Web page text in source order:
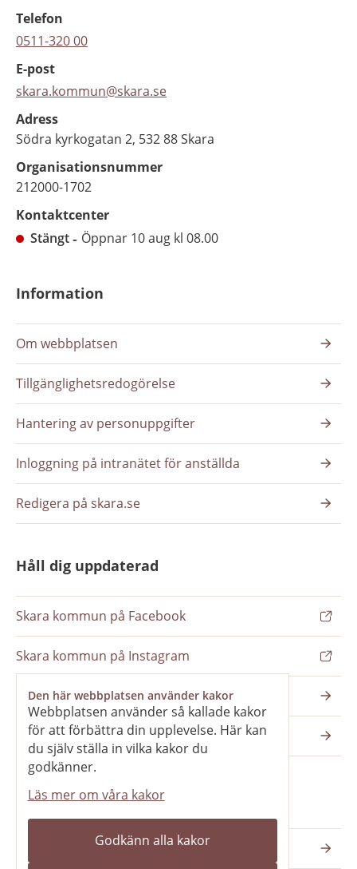
Den här webbplatsen använder kakor
Webbplatsen använder så kallade kakor
för att förbättra din upplevelse. Här kan
du själv ställa in vilka kakor du
godkänner.
Läs mer om våra kakor
Godkänn alla kakor
Telefon
0511-320 00
E-post
skara.kommun@skara.se
Adress
Södra kyrkogatan 2, 532 88 Skara
Organisationsnummer
212000-1702
Kontaktcenter
Stängt
Öppnar 10 aug kl 08.00
Information
Om webbplatsen
Tillgänglighetsredogörelse
Hantering av personuppgifter
Inloggning på intranätet för anställda
Redigera på skara.se
Håll dig uppdaterad
Skara kommun på Facebook
Skara kommun på Instagram
Nyhetsbrev
Pressrum
Våra webbplatser
Katedralskolan